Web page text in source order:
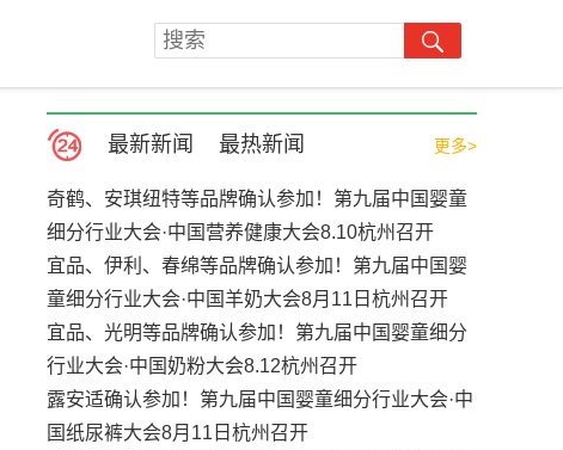
最新新闻 最热新闻 更多>
奇鹤、安琪纽特等品牌确认参加！第九届中国婴童
细分行业大会·中国营养健康大会8.10杭州召开
宜品、伊利、春绵等品牌确认参加！第九届中国婴
童细分行业大会·中国羊奶大会8月11日杭州召开
宜品、光明等品牌确认参加！第九届中国婴童细分
行业大会·中国奶粉大会8.12杭州召开
露安适确认参加！第九届中国婴童细分行业大会·中
国纸尿裤大会8月11日杭州召开